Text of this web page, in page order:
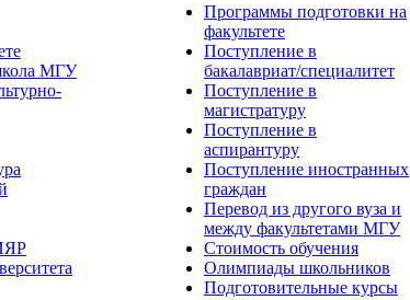
МГУ
Программы подготовки на
факультете
Поступление в
бакалавриат/специалитет
Поступление в
магистратуру
Поступление в
аспирантуру
Поступление иностранных
граждан
Перевод из другого вуза и
между факультетами МГУ
Стоимость обучения
Олимпиады школьников
Подготовительные курсы